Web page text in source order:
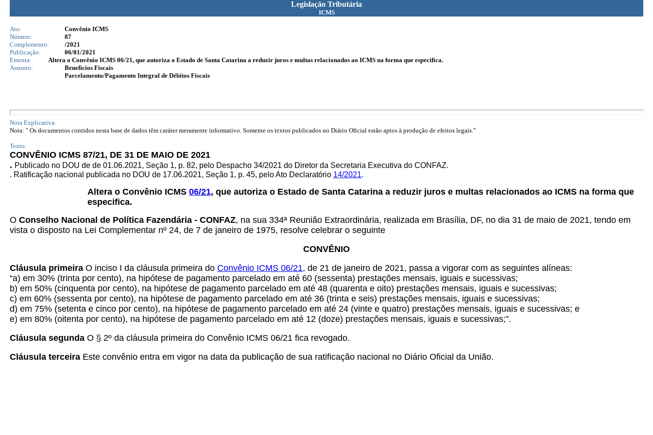
Legislação Tributária
ICMS
Ato:
Convênio ICMS
Número:
87
Complemento:
/2021
Publicação:
06/01/2021
Ementa:
Altera o Convênio ICMS 06/21, que autoriza o Estado de Santa Catarina a reduzir juros e multas relacionados ao ICMS na forma que especifica.
Assunto:
Benefícios Fiscais
Parcelamento/Pagamento Integral de Débitos Fiscais
Nota Explicativa:
Nota: " Os documentos contidos nesta base de dados têm caráter meramente informativo. Somente os textos publicados no Diário Oficial estão aptos à produção de efeitos legais."
Texto:
CONVÊNIO ICMS 87/21, DE 31 DE MAIO DE 2021
. Publicado no DOU de de 01.06.2021, Seção 1, p. 82, pelo Despacho 34/2021 do Diretor da Secretaria Executiva do CONFAZ.
. Ratificação nacional publicada no DOU de 17.06.2021, Seção 1, p. 45, pelo Ato Declaratório 14/2021.
Altera o Convênio ICMS 06/21, que autoriza o Estado de Santa Catarina a reduzir juros e multas relacionados ao ICMS na forma que
especifica.
O Conselho Nacional de Política Fazendária - CONFAZ, na sua 334ª Reunião Extraordinária, realizada em Brasília, DF, no dia 31 de maio de 2021, tendo em
vista o disposto na Lei Complementar nº 24, de 7 de janeiro de 1975, resolve celebrar o seguinte
CONVÊNIO
Cláusula primeira O inciso I da cláusula primeira do Convênio ICMS 06/21, de 21 de janeiro de 2021, passa a vigorar com as seguintes alíneas:
“a) em 30% (trinta por cento), na hipótese de pagamento parcelado em até 60 (sessenta) prestações mensais, iguais e sucessivas;
b) em 50% (cinquenta por cento), na hipótese de pagamento parcelado em até 48 (quarenta e oito) prestações mensais, iguais e sucessivas;
c) em 60% (sessenta por cento), na hipótese de pagamento parcelado em até 36 (trinta e seis) prestações mensais, iguais e sucessivas;
d) em 75% (setenta e cinco por cento), na hipótese de pagamento parcelado em até 24 (vinte e quatro) prestações mensais, iguais e sucessivas; e
e) em 80% (oitenta por cento), na hipótese de pagamento parcelado em até 12 (doze) prestações mensais, iguais e sucessivas;”.
Cláusula segunda O § 2º da cláusula primeira do Convênio ICMS 06/21 fica revogado.
Cláusula terceira Este convênio entra em vigor na data da publicação de sua ratificação nacional no Diário Oficial da União.